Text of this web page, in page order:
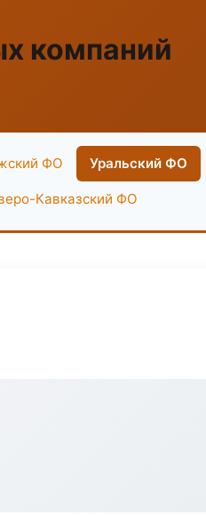
компаний
ФО Уральский ФО
Кавказский ФО